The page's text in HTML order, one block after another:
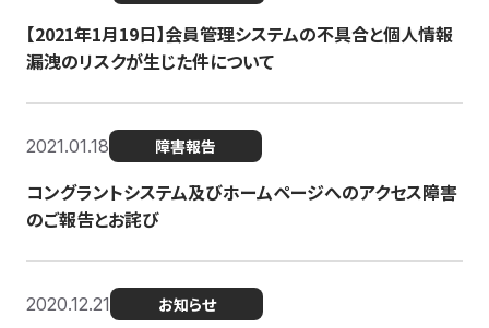
【2021年1月19日】会員管理システムの不具合と個人情報
漏洩のリスクが生じた件について
2021.01.18 障害報告
コングラントシステム及びホームページへのアクセス障害
のご報告とお詫び
2020.12.21 お知らせ